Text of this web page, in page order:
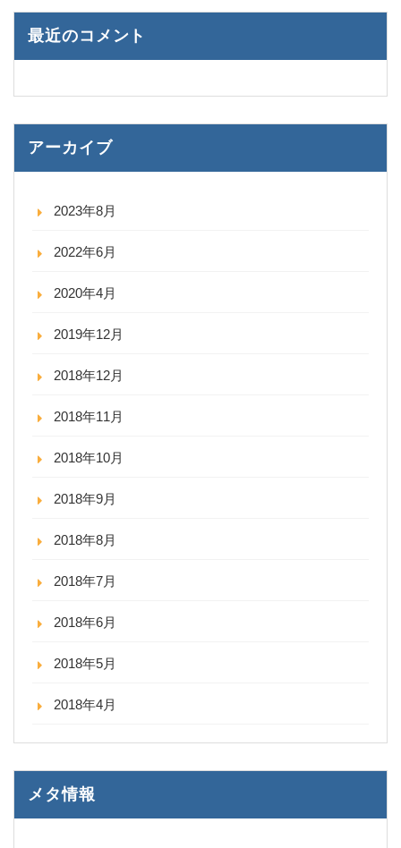
最近のコメント
アーカイブ
2023年8月
2022年6月
2020年4月
2019年12月
2018年12月
2018年11月
2018年10月
2018年9月
2018年8月
2018年7月
2018年6月
2018年5月
2018年4月
メタ情報